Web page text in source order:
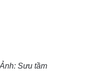
Ảnh: Sưu tầm